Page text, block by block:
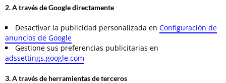
2. A través de Google directamente
Desactivar la publicidad personalizada en Configuración de
anuncios de Google
Gestione sus preferencias publicitarias en
adssettings.google.com
3. A través de herramientas de terceros